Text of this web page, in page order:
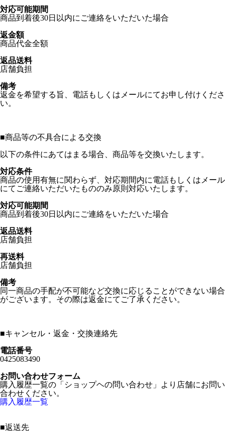
対応可能期間
商品到着後30日以内にご連絡をいただいた場合
返金額
商品代金全額
返品送料
店舗負担
備考
返金を希望する旨、電話もしくはメールにてお申し付けくださ
い。
■商品等の不具合による交換
以下の条件にあてはまる場合、商品等を交換いたします。
対応条件
商品の使用有無に関わらず、対応期間内に電話もしくはメール
にてご連絡いただいたもののみ原則対応いたします。
対応可能期間
商品到着後30日以内にご連絡をいただいた場合
返品送料
店舗負担
再送料
店舗負担
備考
同一商品の手配が不可能など交換に応じることができない場合
がございます。その際は返金にてご了承ください。
■キャンセル・返金・交換連絡先
電話番号
0425083490
お問い合わせフォーム
購入履歴一覧の「ショップヘの問い合わせ」より店舗にお問い
合わせください。
購入履歴一覧
■返送先